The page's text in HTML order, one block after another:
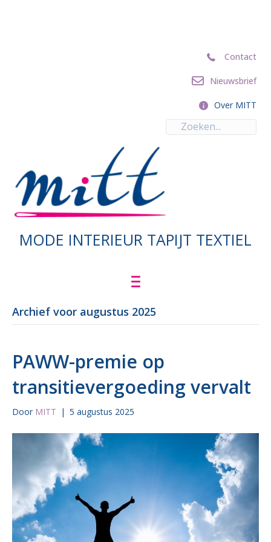
ContactContact
Nieuwsbrief
Nieuwsbrief
Over MITT
Over MITT
MODE INTERIEUR TAPIJT TEXTIEL
Archief voor augustus 2025
PAWW-premie op
transitievergoeding vervalt
Door MITT | 5 augustus 2025